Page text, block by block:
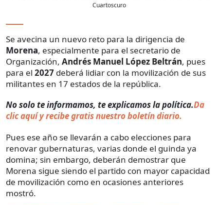
Cuartoscuro
Se avecina un nuevo reto para la dirigencia de
Morena, especialmente para el secretario de
Organización, Andrés Manuel López Beltrán, pues
para el 2027 deberá lidiar con la movilización de sus
militantes en 17 estados de la república.
No solo te informamos, te explicamos la política.Da
clic aquí y recibe gratis nuestro boletín diario.
Pues ese año se llevarán a cabo elecciones para
renovar gubernaturas, varias donde el guinda ya
domina; sin embargo, deberán demostrar que
Morena sigue siendo el partido con mayor capacidad
de movilización como en ocasiones anteriores
mostró.